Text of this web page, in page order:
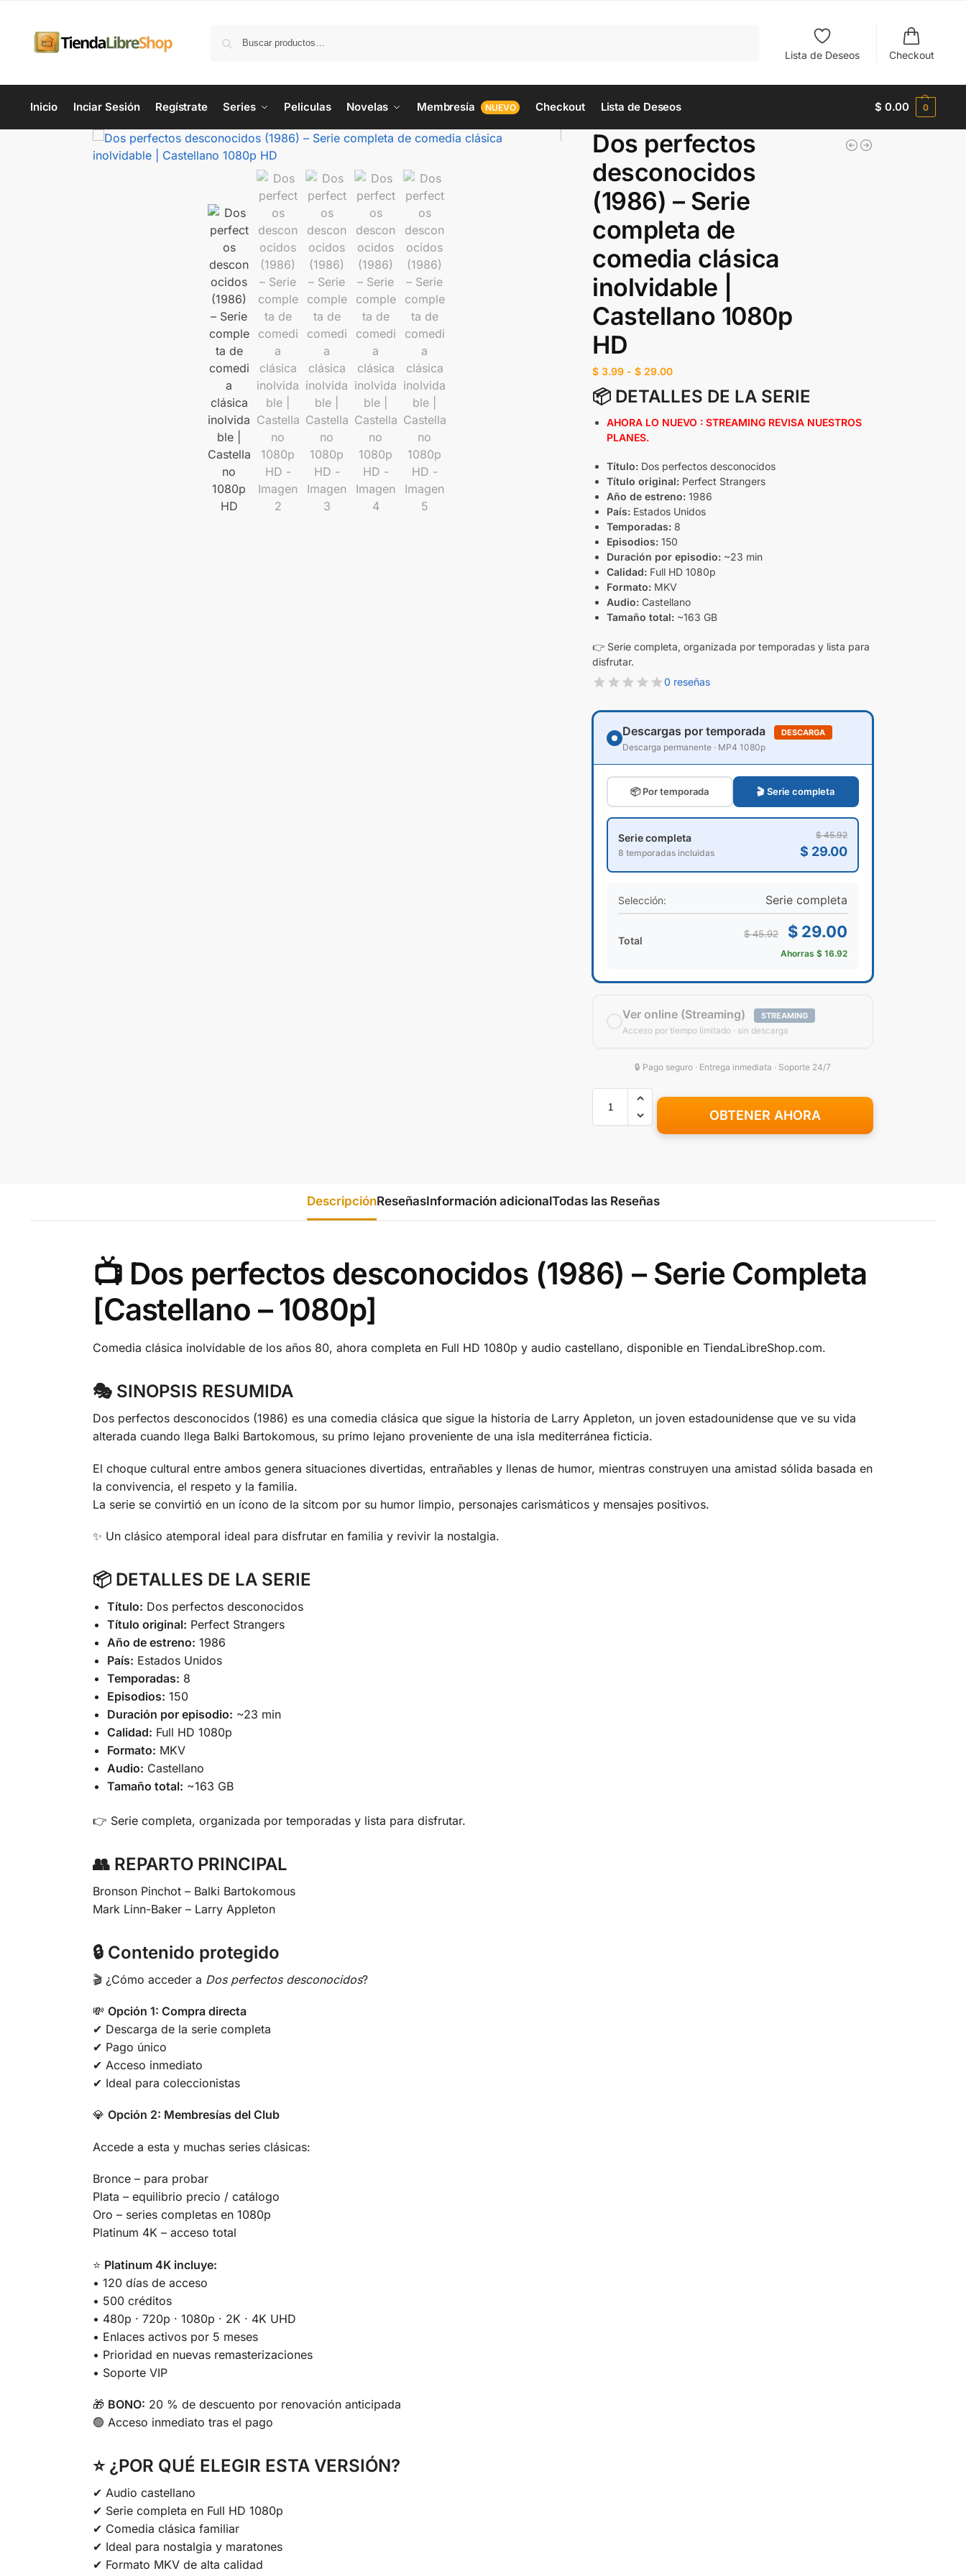
Lista de Deseos Checkout
Inicio Inciar Sesión Regístrate Series Peliculas Novelas Membresía NUEVO Checkout Lista de Deseos $ 0.00 0
Dos perfectos
desconocidos
(1986) – Serie
completa de
comedia clásica
inolvidable |
Castellano 1080p
HD
$ 3.99 - $ 29.00
📦 DETALLES DE LA SERIE
AHORA LO NUEVO : STREAMING REVISA NUESTROS
PLANES.
Título: Dos perfectos desconocidos
Título original: Perfect Strangers
Año de estreno: 1986
País: Estados Unidos
Temporadas: 8
Episodios: 150
Duración por episodio: ~23 min
Calidad: Full HD 1080p
Formato: MKV
Audio: Castellano
Tamaño total: ~163 GB
👉 Serie completa, organizada por temporadas y lista para
disfrutar.
0 reseñas
Descargas por temporada DESCARGA
Descarga permanente · MP4 1080p
📦 Por temporada 🎬 Serie completa
Serie completa
8 temporadas incluidas
$ 45.92
$ 29.00
Selección: Serie completa
Total
$ 45.92 $ 29.00
Ahorras $ 16.92
Ver online (Streaming) STREAMING
Acceso por tiempo limitado · sin descarga
🔒 Pago seguro · Entrega inmediata · Soporte 24/7
OBTENER AHORA
Descripción Información adicionalTodas las Reseñas
📺 Dos perfectos desconocidos (1986) – Serie Completa
[Castellano – 1080p]
Comedia clásica inolvidable de los años 80, ahora completa en Full HD 1080p y audio castellano, disponible en TiendaLibreShop.com.
🎭 SINOPSIS RESUMIDA
Dos perfectos desconocidos (1986) es una comedia clásica que sigue la historia de Larry Appleton, un joven estadounidense que ve su vida
alterada cuando llega Balki Bartokomous, su primo lejano proveniente de una isla mediterránea ficticia.
El choque cultural entre ambos genera situaciones divertidas, entrañables y llenas de humor, mientras construyen una amistad sólida basada en
la convivencia, el respeto y la familia.
La serie se convirtió en un ícono de la sitcom por su humor limpio, personajes carismáticos y mensajes positivos.
✨ Un clásico atemporal ideal para disfrutar en familia y revivir la nostalgia.
📦 DETALLES DE LA SERIE
Título: Dos perfectos desconocidos
Título original: Perfect Strangers
Año de estreno: 1986
País: Estados Unidos
Temporadas: 8
Episodios: 150
Duración por episodio: ~23 min
Calidad: Full HD 1080p
Formato: MKV
Audio: Castellano
Tamaño total: ~163 GB
👉 Serie completa, organizada por temporadas y lista para disfrutar.
👥 REPARTO PRINCIPAL
Bronson Pinchot – Balki Bartokomous
Mark Linn-Baker – Larry Appleton
🔒 Contenido protegido
🎬 ¿Cómo acceder a Dos perfectos desconocidos?
💸 Opción 1: Compra directa
✔ Descarga de la serie completa
✔ Pago único
✔ Acceso inmediato
✔ Ideal para coleccionistas
💎 Opción 2: Membresías del Club
Accede a esta y muchas series clásicas:
Bronce – para probar
Plata – equilibrio precio / catálogo
Oro – series completas en 1080p
Platinum 4K – acceso total
⭐ Platinum 4K incluye:
• 120 días de acceso
• 500 créditos
• 480p · 720p · 1080p · 2K · 4K UHD
• Enlaces activos por 5 meses
• Prioridad en nuevas remasterizaciones
• Soporte VIP
🎁 BONO: 20 % de descuento por renovación anticipada
🟢 Acceso inmediato tras el pago
⭐ ¿POR QUÉ ELEGIR ESTA VERSIÓN?
✔ Audio castellano
✔ Serie completa en Full HD 1080p
✔ Comedia clásica familiar
✔ Ideal para nostalgia y maratones
✔ Formato MKV de alta calidad